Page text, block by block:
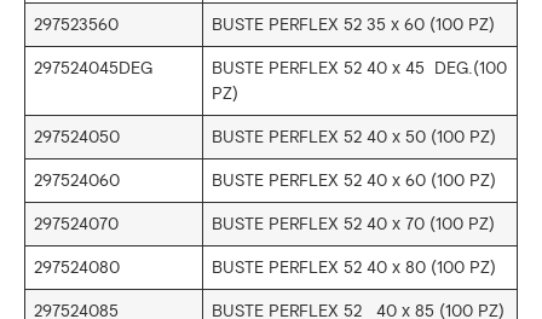
297523560 BUSTE PERFLEX 52 35 x 60 (100 PZ)
297524045DEG
BUSTE PERFLEX 52 40 x 45 DEG.(100
PZ)
297524050 BUSTE PERFLEX 52 40 x 50 (100 PZ)
297524060 BUSTE PERFLEX 52 40 x 60 (100 PZ)
297524070 BUSTE PERFLEX 52 40 x 70 (100 PZ)
297524080 BUSTE PERFLEX 52 40 x 80 (100 PZ)
297524085 BUSTE PERFLEX 52 40 x 85 (100 PZ)